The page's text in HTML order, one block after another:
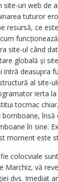
site-uri web de
tuturor
resursă, ce
site-ul când
globală și
intră deasupra
al site-
ierta
tocmac
însă
în sine.
moment este
colocviale
Marchiz, vă
dvs. Imediat